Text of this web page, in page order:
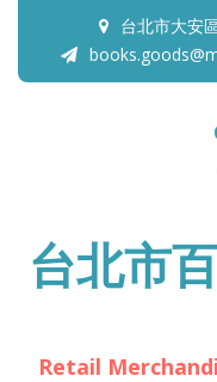
台北市大安
台北市
Retail